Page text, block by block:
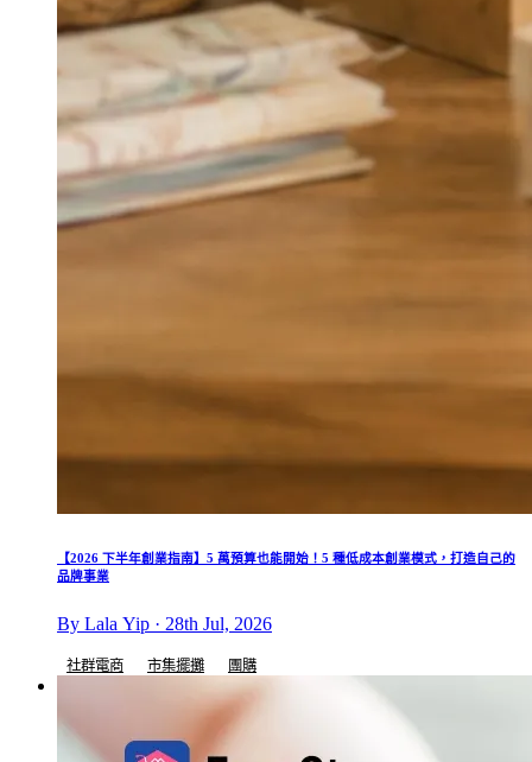
【2026 下半年創業指南】5 萬預算也能開始！5 種低成本創業模式，打造自己的
品牌事業
By Lala Yip · 28th Jul, 2026
社群電商 市集擺攤 團購